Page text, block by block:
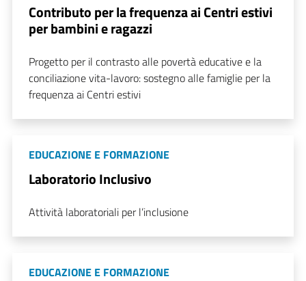
Contributo per la frequenza ai Centri estivi
per bambini e ragazzi
Progetto per il contrasto alle povertà educative e la
conciliazione vita-lavoro: sostegno alle famiglie per la
frequenza ai Centri estivi
EDUCAZIONE E FORMAZIONE
Laboratorio Inclusivo
Attività laboratoriali per l’inclusione
EDUCAZIONE E FORMAZIONE